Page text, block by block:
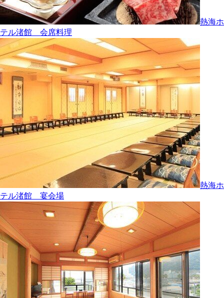
熱海ホ
テル渚館 会席料理
熱海ホ
テル渚館 宴会場